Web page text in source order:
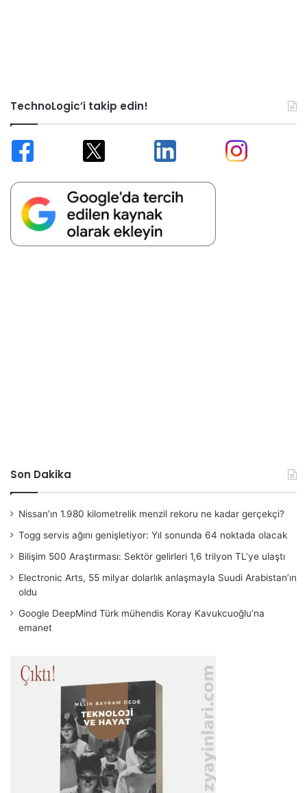
TechnoLogic’i takip edin!
Son Dakika
Nissan’ın 1.980 kilometrelik menzil rekoru ne kadar gerçekçi?
Togg servis ağını genişletiyor: Yıl sonunda 64 noktada olacak
Bilişim 500 Araştırması: Sektör gelirleri 1,6 trilyon TL’ye ulaştı
Electronic Arts, 55 milyar dolarlık anlaşmayla Suudi Arabistan’ın
oldu
Google DeepMind Türk mühendis Koray Kavukcuoğlu’na
emanet